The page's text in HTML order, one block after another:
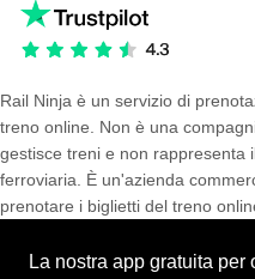
Rail Ninja è un servizio di
treno online. Non è una
gestisce treni e non rappresenta
ferroviaria. È un'azienda
prenotare i biglietti del treno
La nostra app gratuita